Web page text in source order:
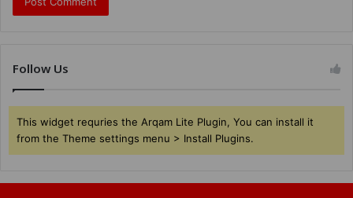
Follow Us
This widget requries the Arqam Lite Plugin, You can install it
from the Theme settings menu > Install Plugins.